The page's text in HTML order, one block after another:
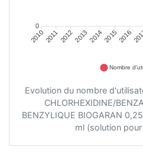
0
2010201120122013201420152016
Nombre
Evolution du nombre
CHLORHEXIDINE/
BENZYLIQUE BIOGARAN
ml (solution